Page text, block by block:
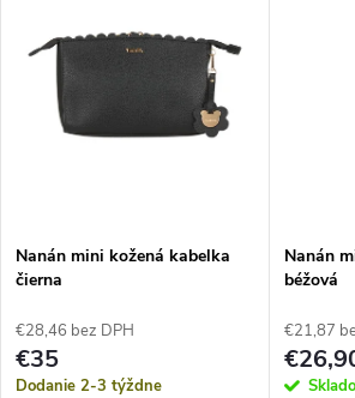
v
Nanán mini kožená kabelka
čierna
€28,46 bez DPH
€35
Dodanie 2-3 týždne
Nanán
béžová
€21,87